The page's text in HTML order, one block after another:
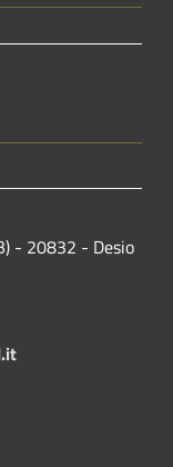
- 20832 - Desio